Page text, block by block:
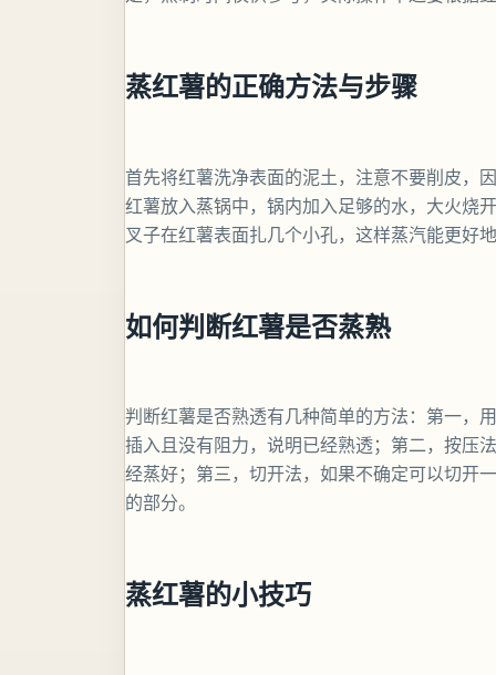
蒸红薯的正确方法与步骤
首先将红薯洗净表面的泥土，注意不要削皮，
红薯放入蒸锅中，锅内加入足够的水，大火烧
叉子在红薯表面扎几个小孔，这样蒸汽能更好
如何判断红薯是否蒸熟
判断红薯是否熟透有几种简单的方法：第一，
插入且没有阻力，说明已经熟透；第二，按压
经蒸好；第三，切开法，如果不确定可以切开
的部分。
蒸红薯的小技巧